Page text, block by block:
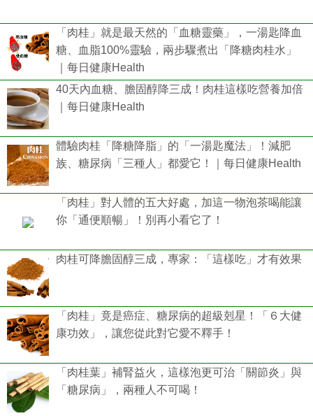
「肉桂」就是最天然的「血糖靈藥」，一湯匙降血
糖、血脂100%靈驗，兩步驟煮出「降糖肉桂水」
｜每日健康Health
40天內血糖、膽固醇降三成！肉桂這樣吃營養加倍
｜每日健康Health
體驗肉桂「降糖降脂」的「一湯匙魔法」！減肥
族、糖尿病「三種人」都愛它！｜每日健康Health
「肉桂」對人體的五大好處，加這一物泡茶喝能讓
你「通便順暢」！別再小看它了！
肉桂可降膽固醇三成，專家：「這樣吃」才有效果
「肉桂」竟是癌症、糖尿病的超級剋星！「６大健
康功效」，讓您從此對它愛不釋手！
「肉桂葉」補腎益火，這樣泡更可治「關節炎」與
「糖尿病」，兩種人不可喝！